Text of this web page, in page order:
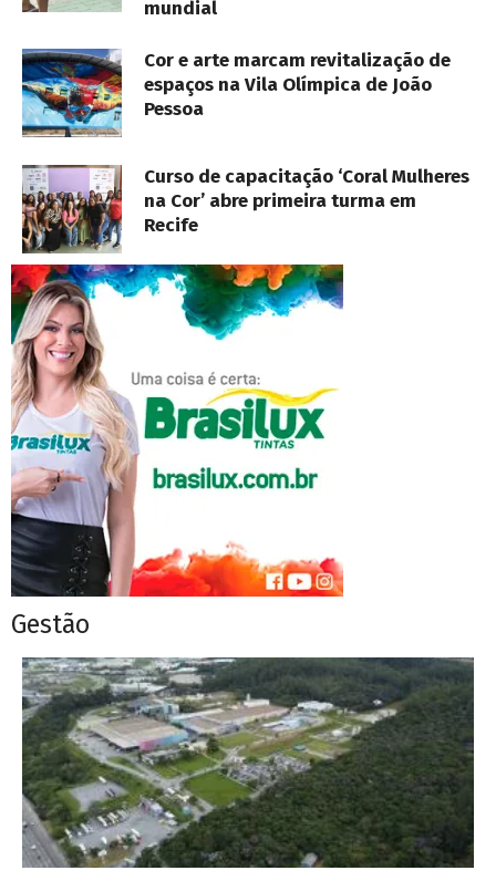
mundial
Cor e arte marcam revitalização de
espaços na Vila Olímpica de João
Pessoa
Curso de capacitação ‘Coral Mulheres
na Cor’ abre primeira turma em
Recife
Gestão